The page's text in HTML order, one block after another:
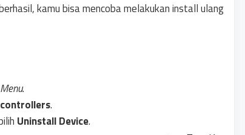
kamu bisa mencoba melakukan install ulang
.
.
Uninstall Device.